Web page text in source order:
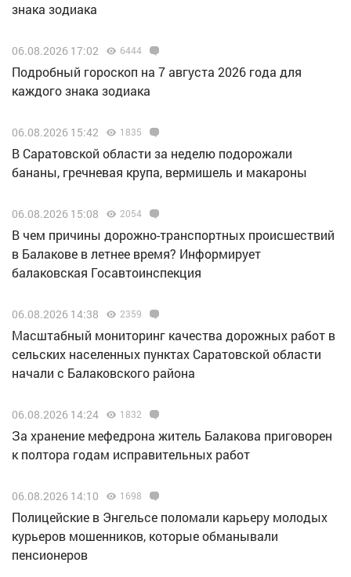
знака зодиака
06.08.2026 17:02 6444
Подробный гороскоп на 7 августа 2026 года для
каждого знака зодиака
06.08.2026 15:42 1835
В Саратовской области за неделю подорожали
бананы, гречневая крупа, вермишель и макароны
06.08.2026 15:08 2054
В чем причины дорожно-транспортных происшествий
в Балакове в летнее время? Информирует
балаковская Госавтоинспекция
06.08.2026 14:38 2359
Масштабный мониторинг качества дорожных работ в
сельских населенных пунктах Саратовской области
начали с Балаковского района
06.08.2026 14:24 1832
За хранение мефедрона житель Балакова приговорен
к полтора годам исправительных работ
06.08.2026 14:10 1698
Полицейские в Энгельсе поломали карьеру молодых
курьеров мошенников, которые обманывали
пенсионеров